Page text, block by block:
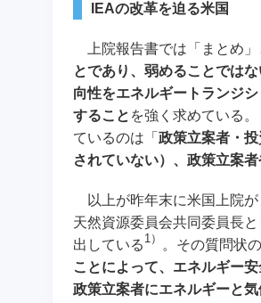
IEAの改革を迫る米国
上院報告書では「まとめ」
とであり、弱めることでは
向性をエネルギートランジ
すること を強く求めている
ているのは「 政策立案者・
されていない）、政策立案
以上が昨年末に米国上院が
天然資源委員会共同委員長
出している 1） 。その質問状
ことによって、エネルギー
政策立案者にエネルギーと